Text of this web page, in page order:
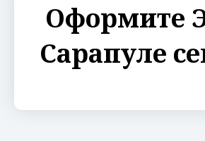
Оформите
Сарапуле